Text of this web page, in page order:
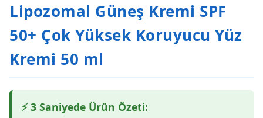
Lipozomal Güneş Kremi SPF
50+ Çok Yüksek Koruyucu Yüz
Kremi 50 ml
⚡ 3 Saniyede Ürün Özeti: